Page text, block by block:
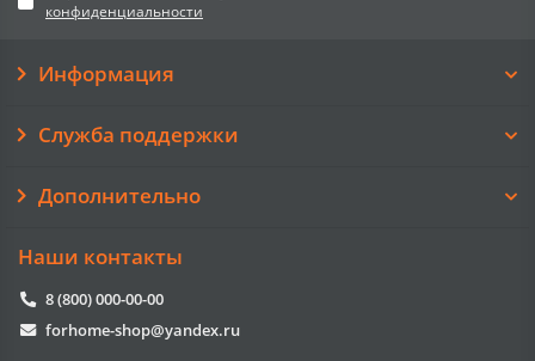
конфиденциальности
Информация
Служба поддержки
Дополнительно
Наши контакты
8 (800) 000-00-00
forhome-shop@yandex.ru